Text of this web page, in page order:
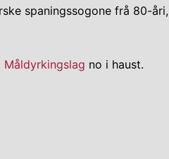
spaningssogone frå 80-
Måldyrkingslag no i haust.